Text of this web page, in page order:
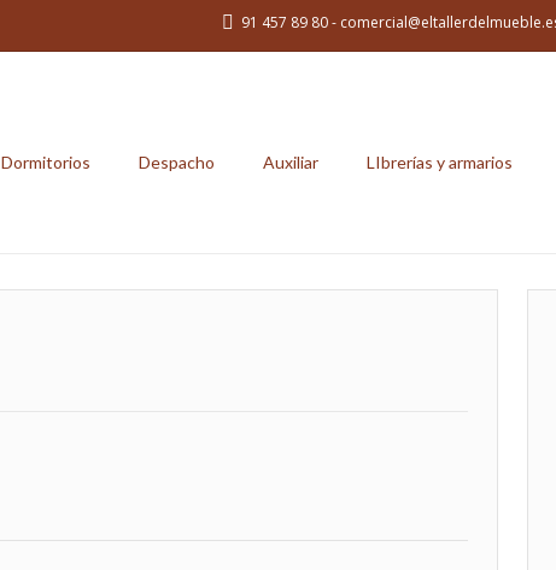
91 457 89 80 -
Dormitorios Despacho Auxiliar LIbrerías y armarios